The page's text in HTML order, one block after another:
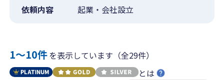
依頼内容
起業・会社設立
1〜10件を表示しています（全29件）
とは